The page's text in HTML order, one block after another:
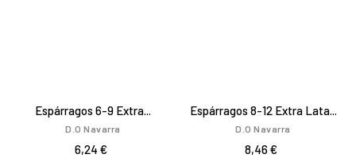
Espárragos 6-9 Extra...
D.O Navarra
6,24 €
Espárragos 8-12 Extra Lata...
D.O Navarra
8,46 €